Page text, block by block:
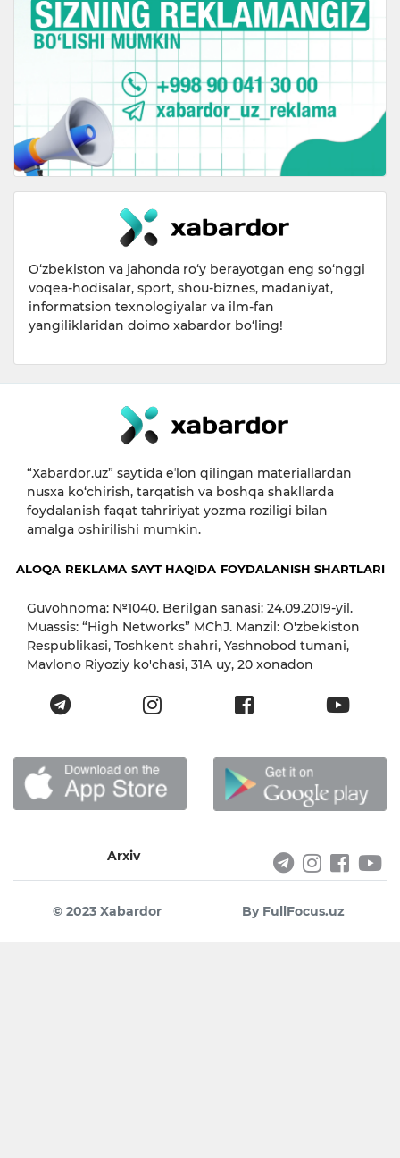
O‘zbekiston va jahonda ro‘y berayotgan eng so‘nggi
voqea-hodisalar, sport, shou-biznes, madaniyat,
informatsion texnologiyalar va ilm-fan
yangiliklaridan doimo xabardor bo‘ling!
“Xabardor.uz” saytida eʼlon qilingan materiallardan
nusxa ko‘chirish, tarqatish va boshqa shakllarda
foydalanish faqat tahririyat yozma roziligi bilan
amalga oshirilishi mumkin.
ALOQA REKLAMA SAYT HAQIDA FOYDALANISH SHARTLARI
Guvohnoma: №1040. Berilgan sanasi: 24.09.2019-yil.
Muassis: “High Networks” MChJ. Manzil: O'zbekiston
Respublikasi, Toshkent shahri, Yashnobod tumani,
Mavlono Riyoziy ko'chasi, 31А uy, 20 xonadon
Arxiv
© 2023 Xabardor By FullFocus.uz